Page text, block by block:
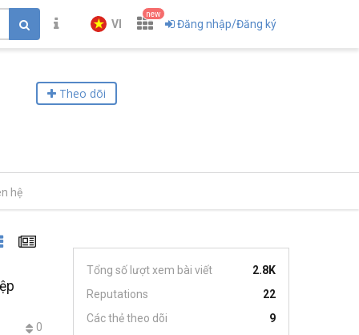
VI
new
Đăng nhập/Đăng ký
Theo dõi
hệ
0
Tổng số lượt xem bài viết
2.8K
Reputations
22
Các thẻ theo dõi
9